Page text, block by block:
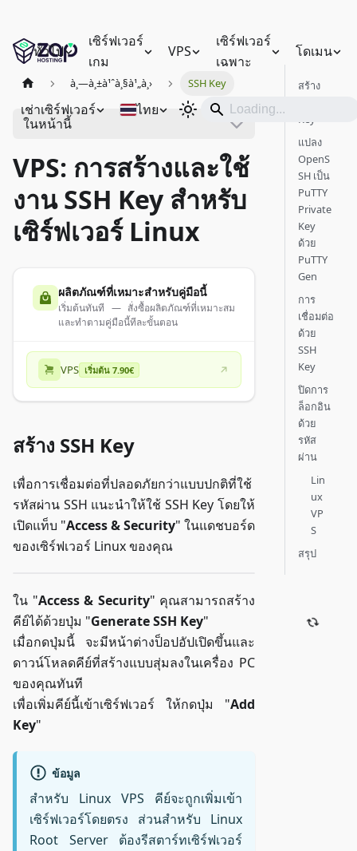
ทั่วไป
เซิร์ฟเวอร์
เกม
VPS
เซิร์ฟเวอร์
เฉพาะ
โดเมน
เช่าเซิร์ฟเวอร์ ไทย
à¸—à¸±à¹ˆà¸§à¹„à¸› SSH Key
ในหน้านี้
VPS: การสร้างและใช้
งาน SSH Key สำหรับ
เซิร์ฟเวอร์ Linux
ผลิตภัณฑ์ที่เหมาะสำหรับคู่มือนี้
เริ่มต้นทันที — สั่งซื้อผลิตภัณฑ์ที่เหมาะสม
และทำตามคู่มือนี้ทีละขั้นตอน
VPS เริ่มต้น 7.90€
สร้าง SSH Key
เพื่อการเชื่อมต่อที่ปลอดภัยกว่าแบบปกติที่ใช้
รหัสผ่าน SSH แนะนำให้ใช้ SSH Key โดยให้
เปิดแท็บ "Access & Security" ในแดชบอร์ด
ของเซิร์ฟเวอร์ Linux ของคุณ
ใน "Access & Security" คุณสามารถสร้าง
คีย์ได้ด้วยปุ่ม "Generate SSH Key"
เมื่อกดปุ่มนี้ จะมีหน้าต่างป็อปอัปเปิดขึ้นและ
ดาวน์โหลดคีย์ที่สร้างแบบสุ่มลงในเครื่อง PC
ของคุณทันที
เพื่อเพิ่มคีย์นี้เข้าเซิร์ฟเวอร์ ให้กดปุ่ม "Add
Key"
ข้อมูล
สำหรับ Linux VPS คีย์จะถูกเพิ่มเข้า
เซิร์ฟเวอร์โดยตรง ส่วนสำหรับ Linux
Root Server ต้องรีสตาร์ทเซิร์ฟเวอร์
สร้าง
Key
แปลง
OpenS
SH เป็น
PuTTY
Private
Key
ด้วย
PuTTY
Gen
การ
เชื่อมต่อ
ด้วย
SSH
Key
ปิดการ
ล็อกอิน
ด้วย
รหัส
ผ่าน
Lin
ux
VP
S
สรุป